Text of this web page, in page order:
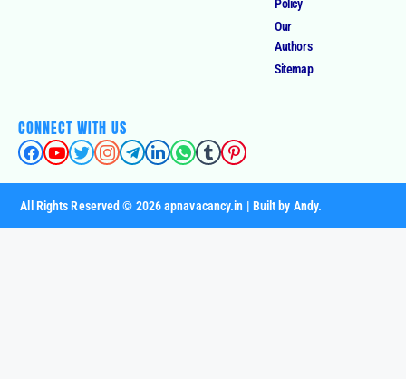
Policy
Our
Authors
Sitemap
CONNECT WITH US
All Rights Reserved © 2026 apnavacancy.in | Built by Andy.